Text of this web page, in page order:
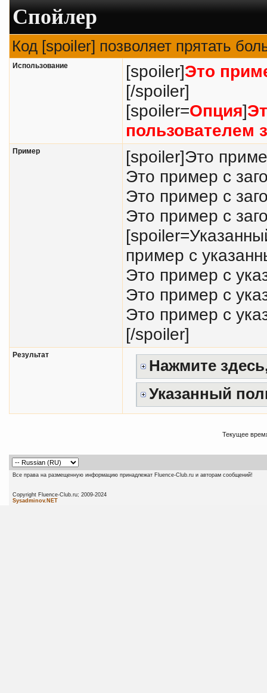
Спойлер
Код [spoiler] позволяет прятать
Использование [spoiler]Это
[/spoiler]
[spoiler=Опция]
пользователем
Пример
[spoiler]Это
Это пример с
Это пример с
Это пример с
пример с
Это пример с
Это пример с
Это пример с
[/spoiler]
Результат
Нажмите
Указанный
Текущее
Все права на размещенную информацию принадлежат Fluence-Club.ru и авторам сообщений!
Copyright Fluence-Club.ru;
Sysadminov.NET